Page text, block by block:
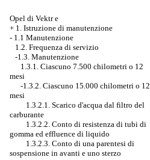
Opel di Vektr e
+ 1. Istruzione di manutenzione
- 1.1 Manutenzione
1.2. Frequenza di servizio
-1.3. Manutenzione
1.3.1. Ciascuno 7.500 chilometri o 12
mesi
-1.3.2. Ciascuno 15.000 chilometri o 12
mesi
1.3.2.1. Scarico d'acqua dal filtro del
carburante
1.3.2.2. Conto di resistenza di tubi di
gomma ed effluence di liquido
1.3.2.3. Conto di una parentesi di
sospensione in avanti e uno sterzo